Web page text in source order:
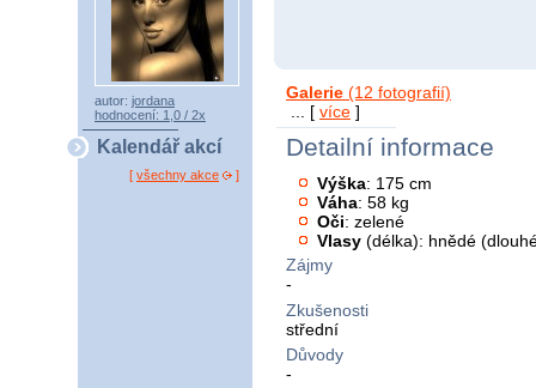
autor: jordana
hodnocení: 1,0 / 2x
Kalendář akcí
[ všechny akce ]
Galerie (12 fotografií)
... [ více ]
Detailní informace
Výška: 175 cm
Váha: 58 kg
Oči: zelené
Vlasy (délka): hnědé
Zájmy
-
Zkušenosti
střední
Důvody
-